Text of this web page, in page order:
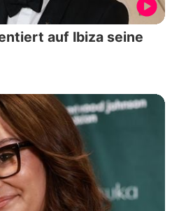
auf Ibiza seine